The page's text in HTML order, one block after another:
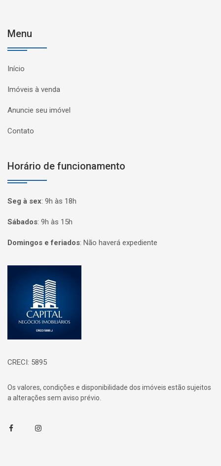
Menu
Início
Imóveis à venda
Anuncie seu imóvel
Contato
Horário de funcionamento
Seg à sex: 9h às 18h
Sábados: 9h às 15h
Domingos e feriados: Não haverá expediente
CRECI: 5895
Os valores, condições e disponibilidade dos imóveis estão sujeitos
a alterações sem aviso prévio.
FacebookInstagram